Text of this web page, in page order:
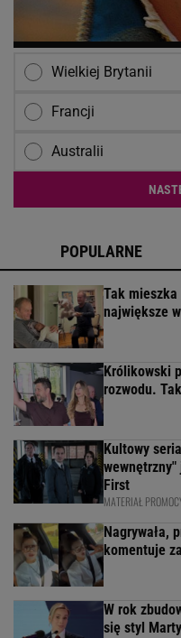
Wielkiej Brytanii
Francji
Australii
POPULARNE
Tak
największe
Królikowski
rozwodu.
Kultowy
First
MATERIAŁ
Nagrywała,
komentuje
W rok
się styl